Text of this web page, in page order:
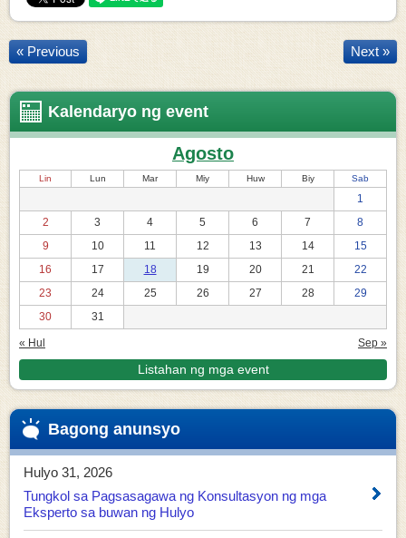
« Previous Next »
Kalendaryo ng event
Agosto
Lin Lun Mar Miy Huw Biy Sab
1
2
3 4 5 6 7
8
9
10 11 12 13 14
15
16
17 18 19 20 21
22
23
24 25 26 27 28
29
30
31
« Hul Sep »
Listahan ng mga event
Bagong anunsyo
Hulyo 31, 2026
Tungkol sa Pagsasagawa ng Konsultasyon ng mga
Eksperto sa buwan ng Hulyo